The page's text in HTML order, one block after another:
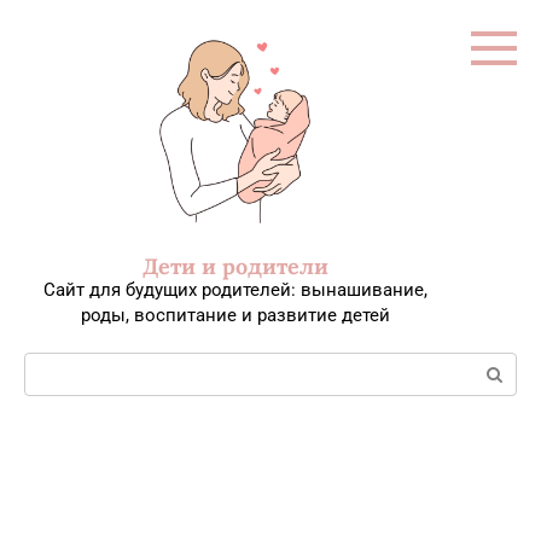
Дети и родители
Сайт для будущих родителей: вынашивание,
роды, воспитание и развитие детей
Поиск: